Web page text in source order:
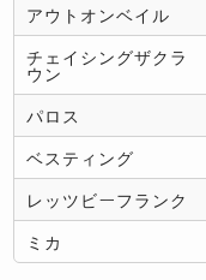
アウトオンベイル
チェイシングザクラ
ウン
パロス
ベスティング
レッツビーフランク
ミカ